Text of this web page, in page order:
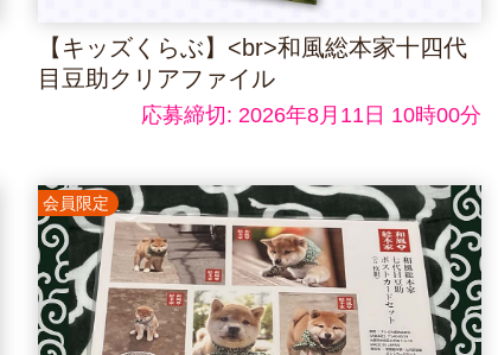
【キッズくらぶ】<br>和風総本家十四代
目豆助クリアファイル
応募締切: 2026年8月11日 10時00分
会員限定